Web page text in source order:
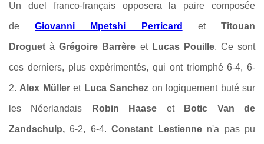
Un duel franco-français opposera la paire composée
deGiovanni Mpetshi Perricard etTitouan
Droguet àGrégoire Barrère et Lucas Pouille. Ce sont
ces derniers, plus expérimentés, qui ont triomphé 6-4, 6-
2. Alex MülleretLuca Sanchez on logiquement buté sur
les Néerlandais Robin Haase et Botic Van de
Zandschulp, 6-2, 6-4.Constant Lestienne n'a pas pu